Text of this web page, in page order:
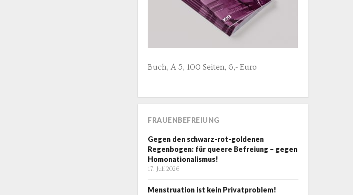
Buch, A 5, 100 Seiten, 6,- Euro
FRAUENBEFREIUNG
Gegen den schwarz-rot-goldenen
Regenbogen: für queere Befreiung – gegen
Homonationalismus!
17. Juli 2026
Menstruation ist kein Privatproblem!